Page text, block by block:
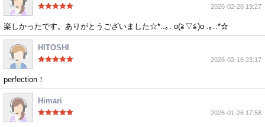
2026-02-26 19:27
楽しかったです。ありがとうございました☆*:.｡. o(≧▽≦)o .｡.:*☆
HITOSHI
2026-02-16 23:17
perfection！
Himari
2026-01-26 17:58